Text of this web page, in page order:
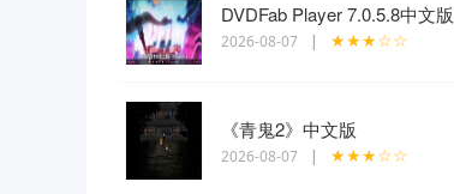
DVDFab Player 7.0.5.8中文版
2026-08-07 | ★★★☆☆
《青鬼2》中文版
2026-08-07 | ★★★☆☆